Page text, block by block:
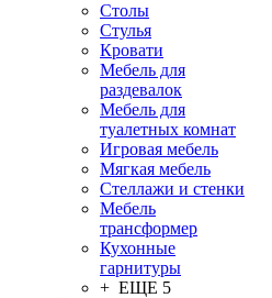
Столы
Cтулья
Кровати
Мебель для
раздевалок
Мебель для
туалетных комнат
Игровая мебель
Мягкая мебель
Стеллажи и стенки
Мебель
трансформер
Кухонные
гарнитуры
+ ЕЩЕ 5